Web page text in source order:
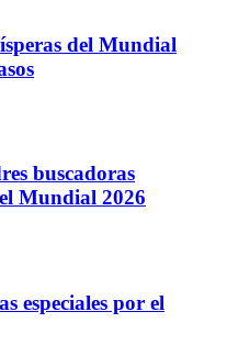
del Mundial
buscadoras
Mundial 2026
especiales por el